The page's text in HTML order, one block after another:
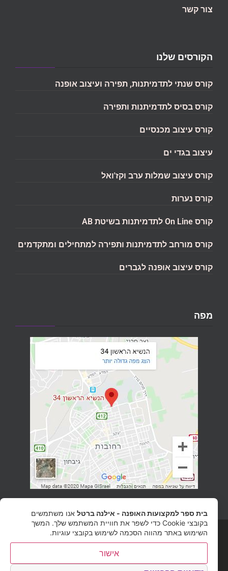
צור קשר
הקורסים שלנו
קורס שנתי לתדמיתנות, תפירה ועיצוב אופנה
קורס בסיס לתדמיתנות ותפירה
קורס עיצוב מכנסיים
עיצוב בגדי ים
קורס עיצוב שמלות ערב וקז'ואל
קורס נערות
קורס On Line לתדמיתנות בשיטת AB
קורס מורחב לתדמיתנות ותפירה למתחילים ומתקדמים
קורס עיצוב אופנה לגברים
מפה
© כל הזכויות שמורות לאילנה ברטל - בית ספר למקצועות האופנה
Next-Site• אפיון, יעוץ וליווי בהקמת האתר
בית ספר למקצועות האופנה - אילנה ברטל אנו משתמשים
בקובצי Cookie כדי לשפר את חוויית המשתמש שלך. המשך
השימוש באתר מהווה הסכמה לשימוש בקובצי עוגיות.
אישור